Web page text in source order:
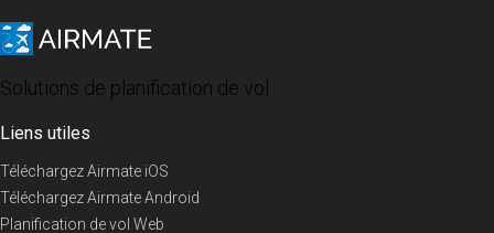
Solutions de planification de vol
Liens utiles
Téléchargez Airmate iOS
Téléchargez Airmate Android
Planification de vol Web